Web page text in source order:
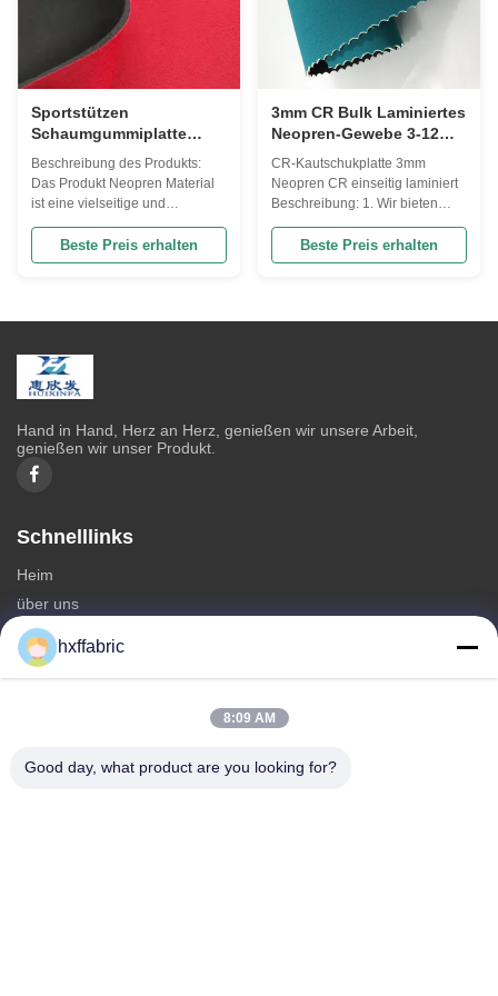
Sportstützen
Schaumgummiplatte
Neopren Material 3mm
Optimale Leistung
Beschreibung des Produkts:
Das Produkt Neopren Material
ist eine vielseitige und
langlebige Option für
verschiedene
Anwendungen.Dies macht es zu
oder Schutz vor den Elementen
seine hervorragenden Isolierf...
Beste Preis erhalten
3mm CR Bulk Laminiertes
Neopren-Gewebe 3-12
Grad Steifigkeit
CR-Kautschukplatte 3mm
Neopren CR einseitig laminiert
Beschreibung: 1. Wir bieten
SBR, SCR, CR in
verschiedenen Dicken an. 2. Sie
können von uns selbst mit
Lycra und so weiter, was nach
Beste Preis erhalten
Hand in Hand, Herz an Herz, genießen wir unsere Arbeit,
genießen wir unser Produkt.
Schnelllinks
Heim
über uns
produits
Kontaktieren Sie uns
SBR Neoprenstoff
hxffabric
8:09 AM
Good day, what product are you looking for?